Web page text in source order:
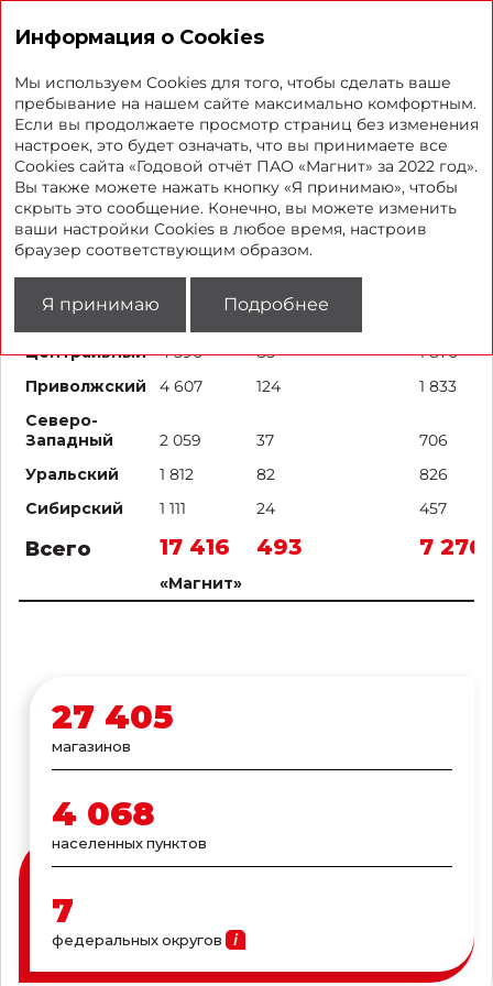
География присутствия
Магазины
у дома
Супермаркеты
Северо-
Кавказский
518 19
Южный 122
Центральный 4 596 85 1 876
Приволжский 4 607 124 1 833
Северо-
Западный
2 059 37 706
Уральский 1 812 82 826
Сибирский 1 111 24 457
Всего 17 416 493 7 276
«Магнит»
27 405
магазинов
4 068
населенных пунктов
7
федеральныхокругов
Информация о Cookies
Мы используем Cookies для того, чтобы сделать ваше
пребывание на нашем сайте максимально комфортным.
Если вы продолжаете просмотр страниц без изменения
настроек, это будет означать, что вы принимаете все
Cookies сайта «Годовой отчёт ПАО «Магнит» за 2022 год».
Вы также можете нажать кнопку «Я принимаю», чтобы
скрыть это сообщение. Конечно, вы можете изменить
ваши настройки Cookies в любое время, настроив
браузер соответствующим образом.
Я принимаю Подробнее